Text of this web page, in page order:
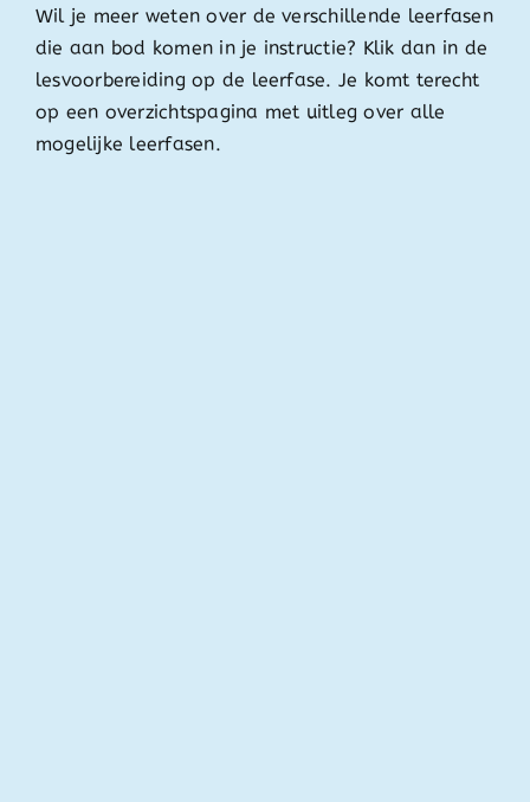
Wil je meer weten over de verschillende leerfasen
die aan bod komen in je instructie? Klik dan in de
lesvoorbereiding op de leerfase. Je komt terecht
op een overzichtspagina met uitleg over alle
mogelijke leerfasen.